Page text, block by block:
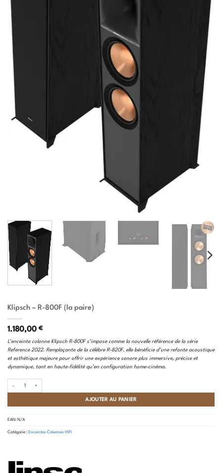
Klipsch – R-800F (la paire)
1.180,00 €
L’enceinte colonne Klipsch R-800F s’impose comme la nouvelle référence de la série
Reference 2022. Remplaçante de la célèbre R-820F, elle bénéficie d’une refonte acoustique
et esthétique majeure pour offrir une expérience sonore plus immersive, précise et
dynamique, tant en haute-fidélité qu’en configuration home-cinéma.
AJOUTER AU PANIER
EAN: N/A
Catégorie : Enceintes Colonnes HIFI